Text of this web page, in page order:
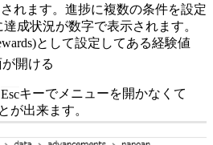
れます。進捗に複数の条件を設定
成状況が数字で表示されます。
として設定してある経験値
開ける
Escキーでメニューを開かなくて
が出来ます。